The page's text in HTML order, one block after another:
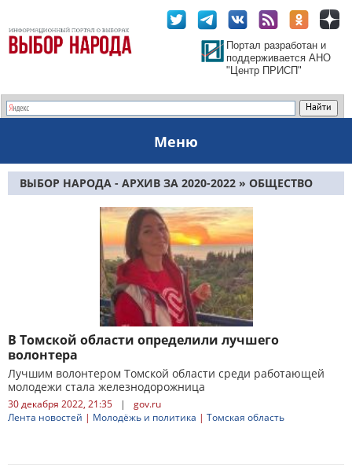
Портал разработан и
поддерживается АНО
"Центр ПРИСП"
Меню
ВЫБОР НАРОДА - АРХИВ ЗА 2020-2022 » ОБЩЕСТВО
В Томской области определили лучшего
волонтера
Лучшим волонтером Томской области среди работающей
молодежи стала железнодорожница
30 декабря 2022, 21:35 |
gov.ru
Лента новостей | Молодёжь и политика | Томская область